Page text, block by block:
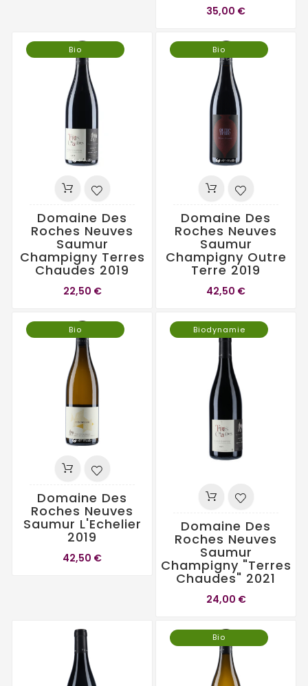
35,00 €
Bio
Domaine Des
Roches Neuves
Saumur
Champigny Terres
Chaudes 2019
22,50 €
Bio
Domaine Des
Roches Neuves
Saumur
Champigny Outre
Terre 2019
42,50 €
Bio
Domaine Des
Roches Neuves
Saumur L'Echelier
2019
42,50 €
Biodynamie
Domaine Des
Roches Neuves
Saumur
Champigny "Terres
Chaudes" 2021
24,00 €
Bio